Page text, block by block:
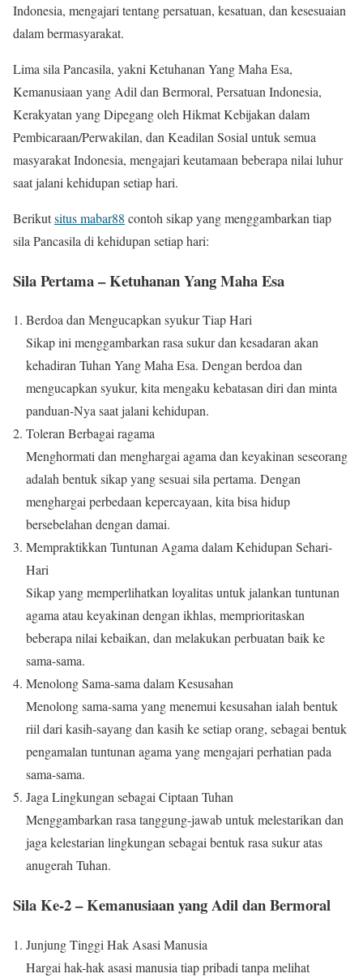
Indonesia, mengajari tentang persatuan, kesatuan, dan kesesuaian
dalam bermasyarakat.
Lima sila Pancasila, yakni Ketuhanan Yang Maha Esa,
Kemanusiaan yang Adil dan Bermoral, Persatuan Indonesia,
Kerakyatan yang Dipegang oleh Hikmat Kebijakan dalam
Pembicaraan/Perwakilan, dan Keadilan Sosial untuk semua
masyarakat Indonesia, mengajari keutamaan beberapa nilai luhur
saat jalani kehidupan setiap hari.
Berikutsitus mabar88 contoh sikap yang menggambarkan tiap
sila Pancasila di kehidupan setiap hari:
Sila Pertama – Ketuhanan Yang Maha Esa
Berdoa dan Mengucapkan syukur Tiap Hari
Sikap ini menggambarkan rasa sukur dan kesadaran akan
kehadiran Tuhan Yang Maha Esa. Dengan berdoa dan
mengucapkan syukur, kita mengaku kebatasan diri dan minta
panduan-Nya saat jalani kehidupan.
Toleran Berbagai ragama
Menghormati dan menghargai agama dan keyakinan seseorang
adalah bentuk sikap yang sesuai sila pertama. Dengan
menghargai perbedaan kepercayaan, kita bisa hidup
bersebelahan dengan damai.
Mempraktikkan Tuntunan Agama dalam Kehidupan Sehari-
Hari
Sikap yang memperlihatkan loyalitas untuk jalankan tuntunan
agama atau keyakinan dengan ikhlas, memprioritaskan
beberapa nilai kebaikan, dan melakukan perbuatan baik ke
sama-sama.
Menolong Sama-sama dalam Kesusahan
Menolong sama-sama yang menemui kesusahan ialah bentuk
riil dari kasih-sayang dan kasih ke setiap orang, sebagai bentuk
pengamalan tuntunan agama yang mengajari perhatian pada
sama-sama.
Jaga Lingkungan sebagai Ciptaan Tuhan
Menggambarkan rasa tanggung-jawab untuk melestarikan dan
jaga kelestarian lingkungan sebagai bentuk rasa sukur atas
anugerah Tuhan.
Sila Ke-2 – Kemanusiaan yang Adil dan Bermoral
Junjung Tinggi Hak Asasi Manusia
Hargai hak-hak asasi manusia tiap pribadi tanpa melihat